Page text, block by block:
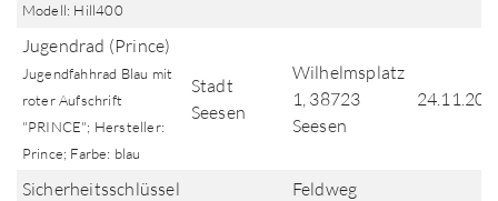
Modell: Hill400
Jugendrad (Prince)
Jugendfahhrad Blau mit
roter Aufschrift
"PRINCE"; Hersteller:
Prince; Farbe: blau
Stadt
Seesen
Wilhelmsplatz
1, 38723
Seesen
Sicherheitsschlüssel
Feldweg